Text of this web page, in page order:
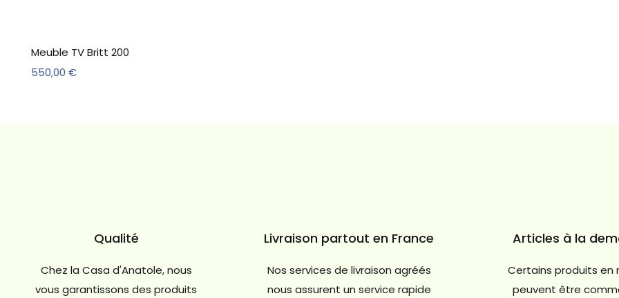
Meuble TV Britt 200
Prix
550,00 €
Qualité
Chez la Casa d'Anatole, nous
vous garantissons des produits
Livraison partout en France
Nos services de livraison agréés
nous assurent un service rapide
Articles à la
Certains produits en
peuvent être